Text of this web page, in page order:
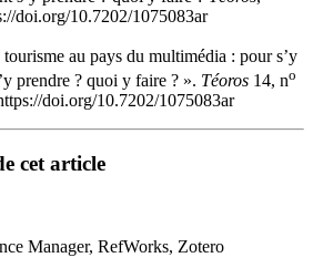
doi.org/10.7202/1075083ar
au pays du multimédia : pour s’y
prendre ? quoi y faire ? ». Téoros 14, no
doi.org/10.7202/1075083ar
cet article
Manager, RefWorks, Zotero